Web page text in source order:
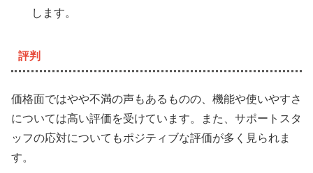
します。
評判
価格面ではやや不満の声もあるものの、機能や使いやすさ
については高い評価を受けています。また、サポートスタ
ッフの応対についてもポジティブな評価が多く見られま
す。